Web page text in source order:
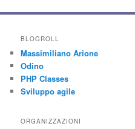
BLOGROLL
Massimiliano Arione
Odino
PHP Classes
Sviluppo agile
ORGANIZZAZIONI